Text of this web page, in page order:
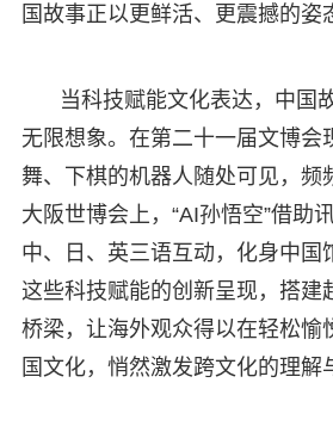
国故事正以更鲜活、更震撼的姿
当科技赋能文化表达，中国
无限想象。在第二十一届文博会
舞、下棋的机器人随处可见，频
大阪世博会上，“AI孙悟空”借助
中、日、英三语互动，化身中国
这些科技赋能的创新呈现，搭建
桥梁，让海外观众得以在轻松愉
国文化，悄然激发跨文化的理解